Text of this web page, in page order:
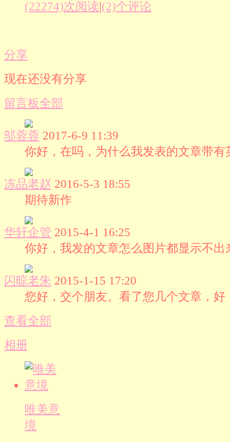
(22274)次阅读|(2)个评论
分享
现在还没有分享
留言板全部
邬蓉蓉 2017-6-9 11:39
你好，在吗，为什么我发表的文章带有
冻品老赵 2016-5-3 18:55
期待新作
华轩企管 2015-4-1 16:25
你好，我发的文章怎么图片都显示不出
闪晾老朱 2015-1-15 17:20
您好，交个朋友。看了您几个文章，好
查看全部
相册
唯美意
境